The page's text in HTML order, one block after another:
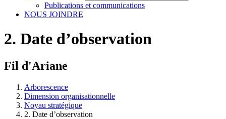
Publications et communications
NOUS JOINDRE
2. Date d’observation
Fil d'Ariane
Arborescence
Dimension organisationnelle
Noyau stratégique
2. Date d’observation